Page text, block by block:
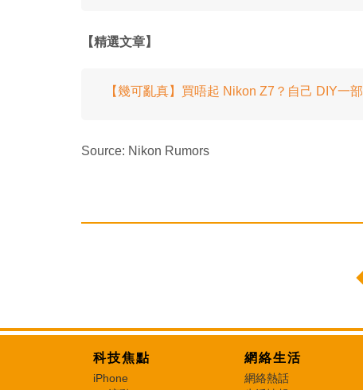
【精選文章】
【幾可亂真】買唔起 Nikon Z7？自己 DIY一部
Source: Nikon Rumors
科技焦點
iPhone
網絡生活
網絡熱話